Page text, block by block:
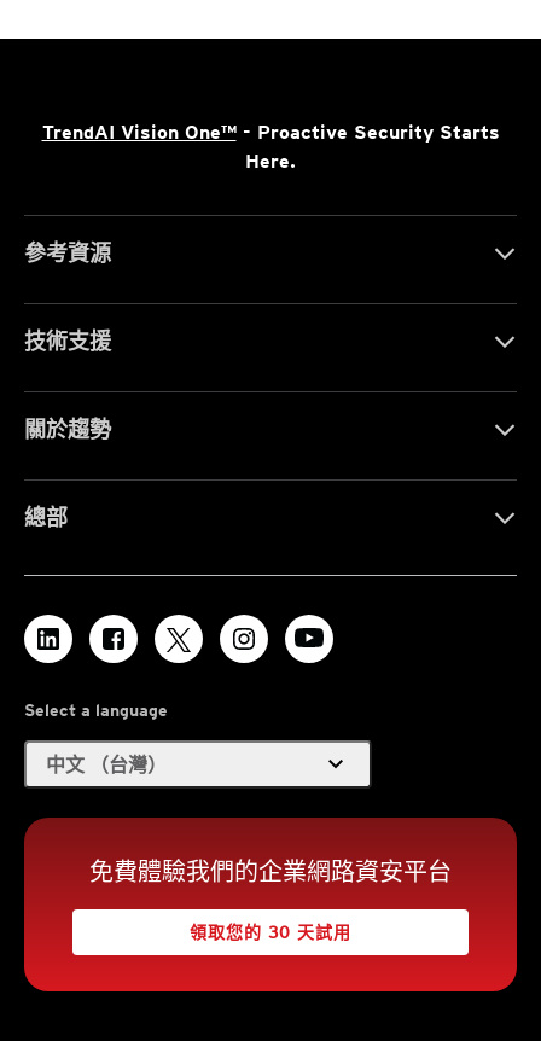
TrendAI Vision One™- Proactive Security Starts
Here.
參考資源
技術支援
關於趨勢
總部
Select a language
中文 （台灣） expand_more
免費體驗我們的企業網路資安平台
領取您的 30 天試用